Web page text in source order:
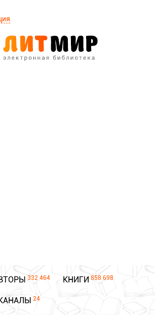
332 464 КНИГИ 858 698
24